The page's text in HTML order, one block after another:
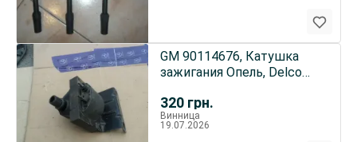
320 грн.
GM 90114676, Катушка
зажигания Опель, Delco
Винница
19.07.2026